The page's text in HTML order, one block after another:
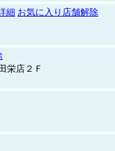
細 お気に入り店舗解除
栄店２Ｆ